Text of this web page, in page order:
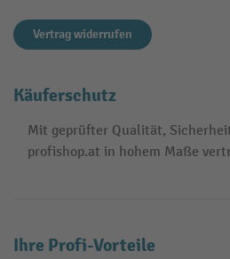
Vertrag widerrufen
Käuferschutz
Mit geprüfter Qualität,
profishop.at in hohem Maße
Ihre Profi-Vorteile